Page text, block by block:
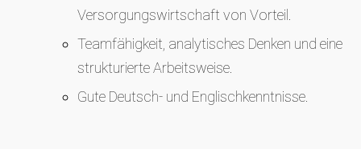
Versorgungswirtschaft von Vorteil.
Teamfähigkeit, analytisches Denken und eine
strukturierte Arbeitsweise.
Gute Deutsch- und Englischkenntnisse.